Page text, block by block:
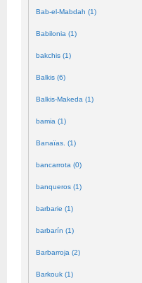
Bab-el-Mabdah (1)
Babilonia (1)
bakchis (1)
Balkis (6)
Balkis-Makeda (1)
bamia (1)
Banaïas. (1)
bancarrota (0)
banqueros (1)
barbarie (1)
barbarín (1)
Barbarroja (2)
Barkouk (1)